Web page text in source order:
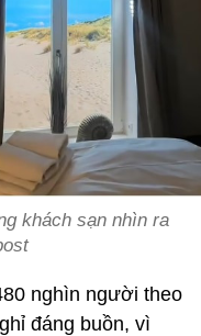
khách sạn nhìn ra
nghìn người theo
đáng buồn, vì